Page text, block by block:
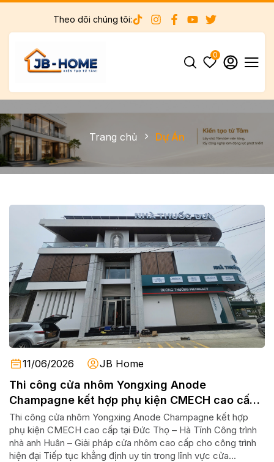
Theo dõi chúng tôi:
0
Trang chủ Dự Án
11/06/2026 JB Home
Thi công cửa nhôm Yongxing Anode
Champagne kết hợp phụ kiện CMECH cao cấp
tại Đức Thọ – Hà Tĩnh
Thi công cửa nhôm Yongxing Anode Champagne kết hợp
phụ kiện CMECH cao cấp tại Đức Thọ – Hà Tĩnh Công trình
nhà anh Huân – Giải pháp cửa nhôm cao cấp cho công trình
hiện đại Tiếp tục khẳng định uy tín trong lĩnh vực cửa...